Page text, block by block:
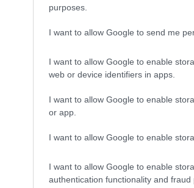
purposes.
I want to allow Google to send me
I want to allow Google to enable
web or device identifiers in apps.
I want to allow Google to enable
or app.
I want to allow Google to enable
I want to allow Google to enable
authentication functionality and